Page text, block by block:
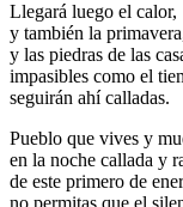
Llegará luego el calor,
y también la
y las piedras de las
impasibles como el
seguirán ahí calladas.
Pueblo que vives y
en la noche callada y
de este primero de
no permitas que el